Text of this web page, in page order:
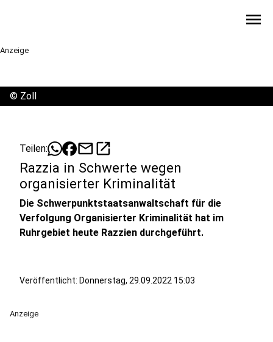
menu
Anzeige
© Zoll
Teilen: mailopen_in_new
Razzia in Schwerte wegen
organisierter Kriminalität
Die Schwerpunktstaatsanwaltschaft für die
Verfolgung Organisierter Kriminalität hat im
Ruhrgebiet heute Razzien durchgeführt.
Veröffentlicht: Donnerstag, 29.09.2022 15:03
Anzeige